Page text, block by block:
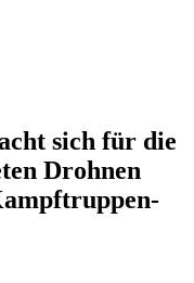
sich für die
Drohnen